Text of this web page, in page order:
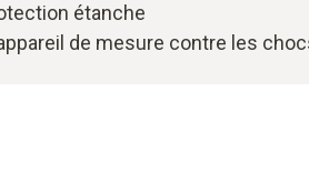
étanche
de mesure contre les